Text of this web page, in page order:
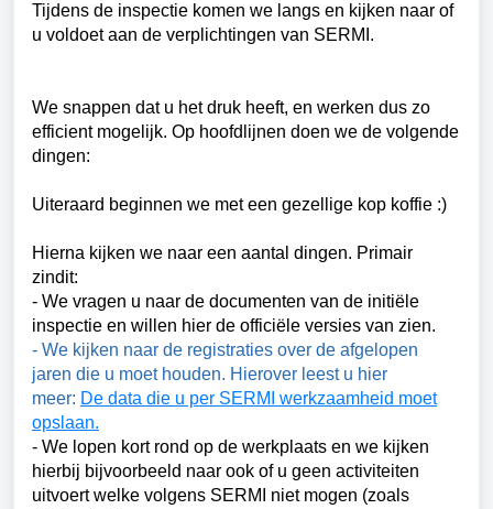
Tijdens de inspectie komen we langs en kijken naar of
u voldoet aan de verplichtingen van SERMI.
We snappen dat u het druk heeft, en werken dus zo
efficient mogelijk. Op hoofdlijnen doen we de volgende
dingen:
Uiteraard beginnen we met een gezellige kop koffie :)
Hierna kijken we naar een aantal dingen. Primair
zindit:
- We vragen u naar de documenten van de initiële
inspectie en willen hier de officiële versies van zien.
- We kijken naar de registraties over de afgelopen
jaren die u moet houden. Hierover leest u hier
meer: De data die u per SERMI werkzaamheid moet
opslaan.
- We lopen kort rond op de werkplaats en we kijken
hierbij bijvoorbeeld naar ook of u geen activiteiten
uitvoert welke volgens SERMI niet mogen (zoals